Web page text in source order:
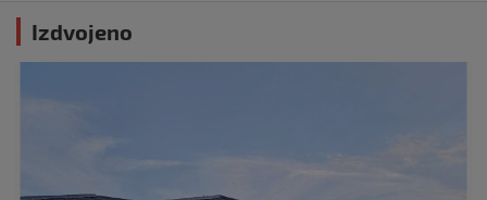
Izdvojeno